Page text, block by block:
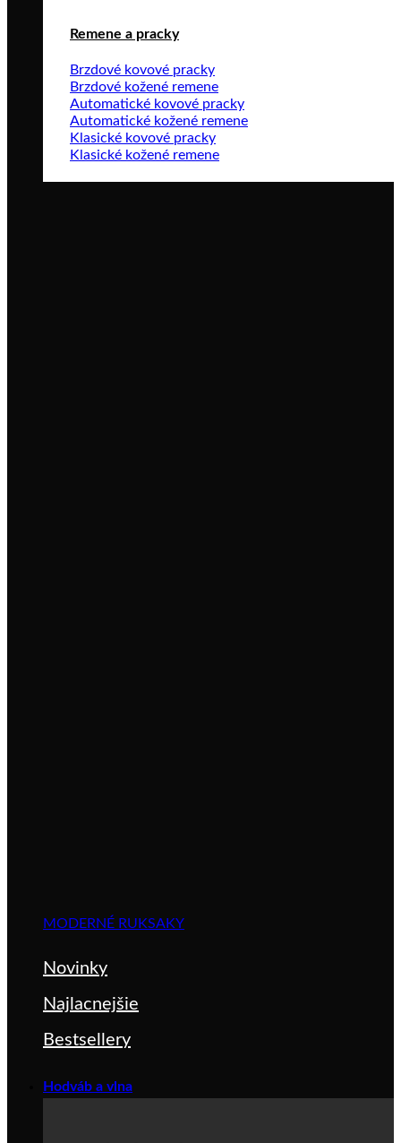
Remene a pracky
Brzdové kovové pracky
Brzdové kožené remene
Automatické kovové pracky
Automatické kožené remene
Klasické kovové pracky
Klasické kožené remene
MODERNÉ RUKSAKY
Novinky
Najlacnejšie
Bestsellery
Hodváb a vlna